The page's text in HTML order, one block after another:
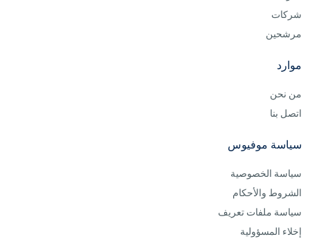
شركات
مرشحين
موارد
من نحن
اتصل بنا
سياسة موفيوس
سياسة الخصوصية
الشروط والأحكام
سياسة ملفات تعريف
إخلاء المسؤولية